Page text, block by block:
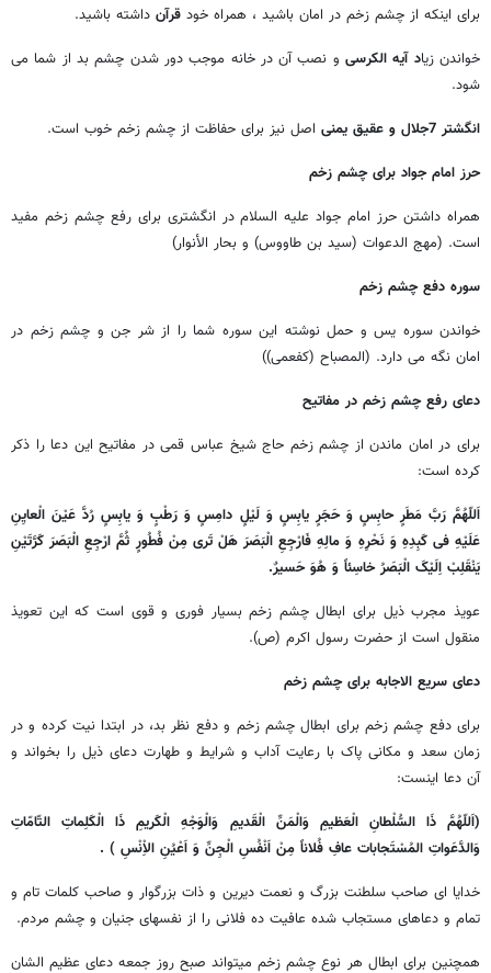
برای اینکه از چشم زخم در امان باشید ، همراه خود قرآن داشته باشید.
خواندن زیاد آیه الکرسیو نصب آن در خانه موجب دور شدن چشم بد از شما می
شود.
انگشتر 7جلال و عقیق یمنی
اصل نیز برای حفاظت از چشم زخم خوب است.
حرز امام جواد برای چشم زخم
همراه داشتن حرز امام جواد علیه السلام در انگشتری برای رفع چشم زخم مفید
است. (مهج الدعوات (سید بن طاووس) و بحار الأنوار)
سوره دفع چشم زخم
خواندن سوره یس و حمل نوشته این سوره شما را از شر جن و چشم زخم در
امان نگه می دارد. (المصباح (کفعمی))
دعای رفع چشم زخم در مفاتیح
برای در امان ماندن از چشم زخم حاج شیخ عباس قمی در مفاتیح این دعا را ذکر
کرده است:
اَللّهُمَّ رَبَّ مَطَرٍ حابِسٍ وَ حَجَرٍ یابِسٍ وَ لَیْلٍ دامِسٍ وَ رَطْبٍ وَ یابِسٍ رُدَّ عَیْنَ الْعایِنِ
عَلَیْهِ فی کَبِدِهِ وَ نَحْرِهِ وَ مالِهِ فَارْجِعِ الْبَصَرَ هَلْ تَری مِنْ فُطُورٍ ثُمَّ ارْجِعِ الْبَصَرَ کَرَّتَیْنِ
یَنْقَلِبْ اِلَیْکَ الْبَصَرُ خاسِئاً وَ هُوَ حَسیرٌ.
عویذ مجرب ذیل برای ابطال چشم زخم بسیار فوری و قوی است که این تعویذ
منقول است از حضرت رسول اکرم (ص).
دعای سریع الاجابه برای چشم زخم
برای دفع چشم زخم برای ابطال چشم زخم و دفع نظر بد، در ابتدا نیت کرده و در
زمان سعد و مکانی پاک با رعایت آداب و شرایط و طهارت دعای ذیل را بخواند و
آن دعا اینست:
(اَللّهُمَّ ذَا السُّلْطانِ الْعَظیمِ وَالْمَنِّ الْقَدیمِ وَالْوَجْهِ الْکَریمِ ذَا الْکَلِماتِ التّامّاتِ
وَالدَّعَواتِ المُسْتَجابات عافِ فُلاناً مِنْ اَنْفُسِ الْجِنِّ وَ اَعْیُنِ الاِْنْسِ ) .
خدایا ای صاحب سلطنت بزرگ و نعمت دیرین و ذات بزرگوار و صاحب کلمات تام و
تمام و دعاهای مستجاب شده عافیت ده فلانی را از نفسهای جنیان و چشم مردم.
همچنین برای ابطال هر نوع چشم زخم میتواند صبح روز جمعه دعای عظیم الشان